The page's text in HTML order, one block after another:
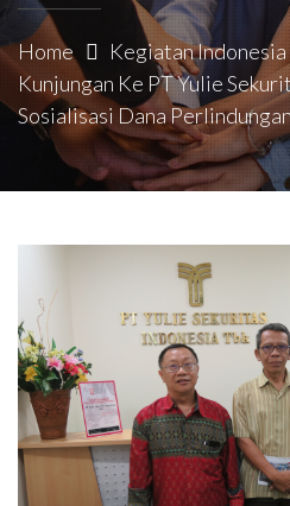
Home
Kegiatan Indonesia
Kunjungan Ke PT Yulie
Sosialisasi Dana